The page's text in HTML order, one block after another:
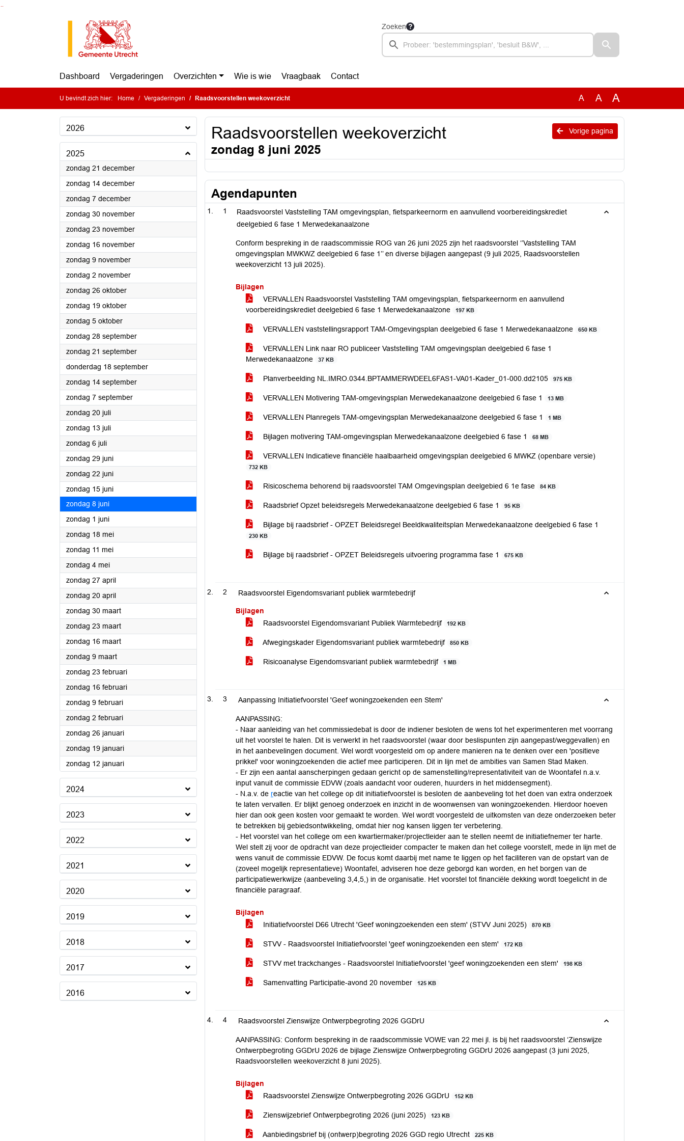
Zoeken
Dashboard Vergaderingen Overzichten Wie is wie Vraagbaak Contact
U bevindt zich hier: Home Vergaderingen Raadsvoorstellen weekoverzicht A A A
2026
2025
zondag 21 december2025
zondag 14 december2025
zondag 7 december2025
zondag 30 november2025
zondag 23 november2025
zondag 16 november2025
zondag 9 november2025
zondag 2 november2025
zondag 26 oktober2025
zondag 19 oktober2025
zondag 5 oktober2025
zondag 28 september2025
zondag 21 september2025
donderdag 18 september2025
zondag 14 september2025
zondag 7 september2025
zondag 20 juli2025
zondag 13 juli2025
zondag 6 juli2025
zondag 29 juni2025
zondag 22 juni2025
zondag 15 juni2025
zondag 8 juni2025
zondag 1 juni2025
zondag 18 mei2025
zondag 11 mei2025
zondag 4 mei2025
zondag 27 april2025
zondag 20 april2025
zondag 30 maart2025
zondag 23 maart2025
zondag 16 maart2025
zondag 9 maart2025
zondag 23 februari2025
zondag 16 februari2025
zondag 9 februari2025
zondag 2 februari2025
zondag 26 januari2025
zondag 19 januari2025
zondag 12 januari2025
2024
2023
2022
2021
2020
2019
2018
2017
2016
Vorige pagina
Raadsvoorstellen weekoverzicht
zondag 8 juni 2025
Agendapunten
1
Raadsvoorstel Vaststelling TAM omgevingsplan, fietsparkeernorm en aanvullend voorbereidingskrediet
deelgebied 6 fase 1 Merwedekanaalzone
Conform bespreking in de raadscommissie ROG van 26 juni 2025 zijn het raadsvoorstel ‘’Vaststelling TAM
omgevingsplan MWKWZ deelgebied 6 fase 1’’ en diverse bijlagen aangepast (9 juli 2025, Raadsvoorstellen
weekoverzicht 13 juli 2025).
Bijlagen
VERVALLEN Raadsvoorstel Vaststelling TAM omgevingsplan, fietsparkeernorm en aanvullend
voorbereidingskrediet deelgebied 6 fase 1 Merwedekanaalzone
197 KB
VERVALLEN vaststellingsrapport TAM-Omgevingsplan deelgebied 6 fase 1 Merwedekanaalzone 650 KB
VERVALLEN Link naar RO publiceer Vaststelling TAM omgevingsplan deelgebied 6 fase 1
Merwedekanaalzone
37 KB
Planverbeelding NL.IMRO.0344.BPTAMMERWDEEL6FAS1-VA01-Kader_01-000.dd2105 975 KB
VERVALLEN Motivering TAM-omgevingsplan Merwedekanaalzone deelgebied 6 fase 1 13 MB
VERVALLEN Planregels TAM-omgevingsplan Merwedekanaalzone deelgebied 6 fase 1 1 MB
Bijlagen motivering TAM-omgevingsplan Merwedekanaalzone deelgebied 6 fase 1 68 MB
VERVALLEN Indicatieve financiële haalbaarheid omgevingsplan deelgebied 6 MWKZ (openbare versie)
732 KB
Risicoschema behorend bij raadsvoorstel TAM Omgevingsplan deelgebied 6 1e fase 84 KB
Raadsbrief Opzet beleidsregels Merwedekanaalzone deelgebied 6 fase 1 95 KB
Bijlage bij raadsbrief - OPZET Beleidsregel Beeldkwaliteitsplan Merwedekanaalzone deelgebied 6 fase 1
230 KB
Bijlage bij raadsbrief - OPZET Beleidsregels uitvoering programma fase 1 675 KB
2 Raadsvoorstel Eigendomsvariant publiek warmtebedrijf
Bijlagen
Raadsvoorstel Eigendomsvariant Publiek Warmtebedrijf
192 KB
Afwegingskader Eigendomsvariant publiek warmtebedrijf 850 KB
Risicoanalyse Eigendomsvariant publiek warmtebedrijf 1 MB
3 Aanpassing Initiatiefvoorstel 'Geef woningzoekenden een Stem'
AANPASSING:
- Naar aanleiding van het commissiedebat is door de indiener besloten de wens tot het experimenteren met voorrang
uit het voorstel te halen. Dit is verwerkt in het raadsvoorstel (waar door beslispunten zijn aangepast/weggevallen) en
in het aanbevelingen document. Wel wordt voorgesteld om op andere manieren na te denken over een 'positieve
prikkel' voor woningzoekenden die actief mee participeren. Dit in lijn met de ambities van Samen Stad Maken.
- Er zijn een aantal aanscherpingen gedaan gericht op de samenstelling/representativiteit van de Woontafel n.a.v.
input vanuit de commissie EDVW (zoals aandacht voor ouderen, huurders in het middensegment).
- N.a.v. de reactie van het college op dit initiatiefvoorstel is besloten de aanbeveling tot het doen van extra onderzoek
te laten vervallen. Er blijkt genoeg onderzoek en inzicht in de woonwensen van woningzoekenden. Hierdoor hoeven
hier dan ook geen kosten voor gemaakt te worden. Wel wordt voorgesteld de uitkomsten van deze onderzoeken beter
te betrekken bij gebiedsontwikkeling, omdat hier nog kansen liggen ter verbetering.
- Het voorstel van het college om een kwartiermaker/projectleider aan te stellen neemt de initiatiefnemer ter harte.
Wel stelt zij voor de opdracht van deze projectleider compacter te maken dan het college voorstelt, mede in lijn met de
wens vanuit de commissie EDVW. De focus komt daarbij met name te liggen op het faciliteren van de opstart van de
(zoveel mogelijk representatieve) Woontafel, adviseren hoe deze geborgd kan worden, en het borgen van de
participatiewerkwijze (aanbeveling 3,4,5,) in de organisatie. Het voorstel tot financiële dekking wordt toegelicht in de
financiële paragraaf.
Bijlagen
Initiatiefvoorstel D66 Utrecht 'Geef woningzoekenden een stem' (STVV Juni 2025)
870 KB
STVV - Raadsvoorstel Initiatiefvoorstel 'geef woningzoekenden een stem' 172 KB
STVV met trackchanges - Raadsvoorstel Initiatiefvoorstel 'geef woningzoekenden een stem' 198 KB
Samenvatting Participatie-avond 20 november 125 KB
4 Raadsvoorstel Zienswijze Ontwerpbegroting 2026 GGDrU
AANPASSING: Conform bespreking in de raadscommissie VOWE van 22 mei jl. is bij het raadsvoorstel ‘Zienswijze
Ontwerpbegroting GGDrU 2026 de bijlage Zienswijze Ontwerpbegroting GGDrU 2026 aangepast (3 juni 2025,
Raadsvoorstellen weekoverzicht 8 juni 2025).
Bijlagen
Raadsvoorstel Zienswijze Ontwerpbegroting 2026 GGDrU
152 KB
Zienswijzebrief Ontwerpbegroting 2026 (juni 2025) 123 KB
Aanbiedingsbrief bij (ontwerp)begroting 2026 GGD regio Utrecht 225 KB